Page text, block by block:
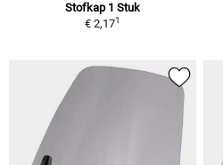
Stofkap 1 Stuk
€ 2,171